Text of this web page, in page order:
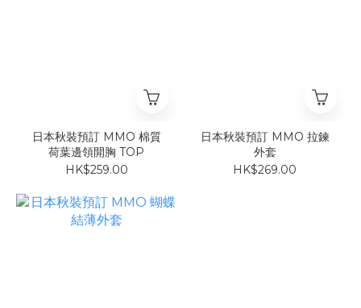
日本秋裝預訂 MMO 棉質
荷葉邊領開胸 TOP
HK$259.00
日本秋裝預訂 MMO 拉鍊
外套
HK$269.00